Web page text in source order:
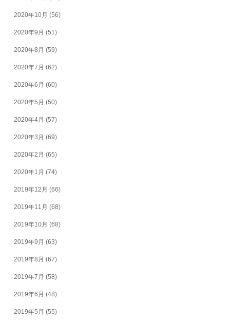
2020年10月 (56)
2020年9月 (51)
2020年8月 (59)
2020年7月 (62)
2020年6月 (60)
2020年5月 (50)
2020年4月 (57)
2020年3月 (69)
2020年2月 (65)
2020年1月 (74)
2019年12月 (66)
2019年11月 (68)
2019年10月 (68)
2019年9月 (63)
2019年8月 (67)
2019年7月 (58)
2019年6月 (48)
2019年5月 (55)